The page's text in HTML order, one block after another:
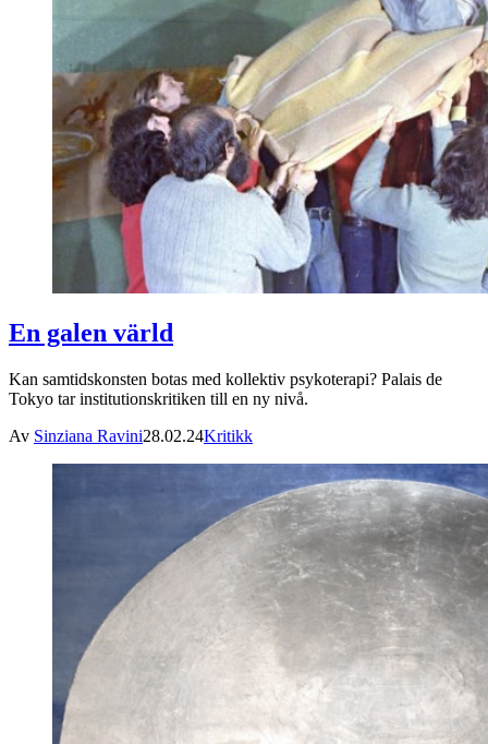
En galen värld
Kan samtidskonsten botas med kollektiv psykoterapi? Palais de
Tokyo tar institutionskritiken till en ny nivå.
Av Sinziana Ravini28.02.24Kritikk